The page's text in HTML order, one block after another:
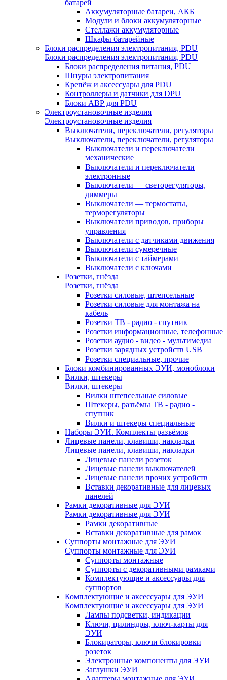
батарей
Аккумуляторные батареи, АКБ
Модули и блоки аккумуляторные
Стеллажи аккумуляторные
Шкафы батарейные
Блоки распределения электропитания, PDU
Блоки распределения электропитания, PDU
Блоки распределения питания, PDU
Шнуры электропитания
Крепёж и аксессуары для PDU
Контроллеры и датчики для DPU
Блоки АВР для PDU
Электроустановочные изделия
Электроустановочные изделия
Выключатели, переключатели, регуляторы
Выключатели, переключатели, регуляторы
Выключатели и переключатели
механические
Выключатели и переключатели
электронные
Выключатели — светорегуляторы,
диммеры
Выключатели — термостаты,
терморегуляторы
Выключатели приводов, приборы
управления
Выключатели с датчиками движения
Выключатели сумеречные
Выключатели с таймерами
Выключатели с ключами
Розетки, гнёзда
Розетки, гнёзда
Розетки силовые, штепсельные
Розетки силовые для монтажа на
кабель
Розетки ТВ - радио - спутник
Розетки информационные, телефонные
Розетки аудио - видео - мультимедиа
Розетки зарядных устройств USB
Розетки специальные, прочие
Блоки комбинированных ЭУИ, моноблоки
Вилки, штекеры
Вилки, штекеры
Вилки штепсельные силовые
Штекеры, разъёмы ТВ - радио -
спутник
Вилки и штекеры специальные
Наборы ЭУИ. Комплекты разъёмов
Лицевые панели, клавиши, накладки
Лицевые панели, клавиши, накладки
Лицевые панели розеток
Лицевые панели выключателей
Лицевые панели прочих устройств
Вставки декоративные для лицевых
панелей
Рамки декоративные для ЭУИ
Рамки декоративные для ЭУИ
Рамки декоративные
Вставки декоративные для рамок
Суппорты монтажные для ЭУИ
Суппорты монтажные для ЭУИ
Суппорты монтажные
Суппорты с декоративными рамками
Комплектующие и аксессуары для
суппортов
Комплектующие и аксессуары для ЭУИ
Комплектующие и аксессуары для ЭУИ
Лампы подсветки, индикации
Ключи, цилиндры, ключ-карты для
ЭУИ
Блокираторы, ключи блокировки
розеток
Электронные компоненты для ЭУИ
Заглушки ЭУИ